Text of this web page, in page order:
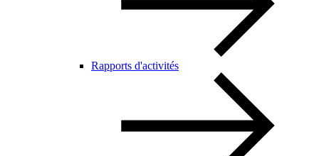
Rapports d'activités